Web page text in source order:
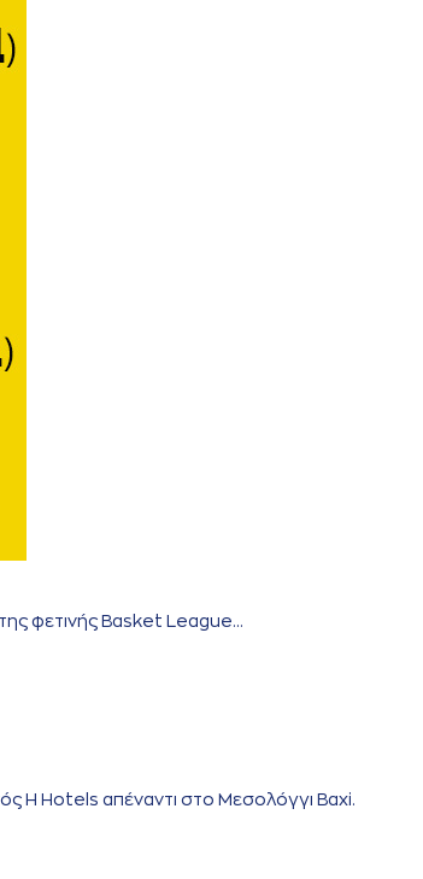
φετινής Basket League...
H Hotels απέναντι στο Μεσολόγγι Baxi.